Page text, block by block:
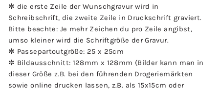
✼ die erste Zeile der Wunschgravur wird in
Schreibschrift, die zweite Zeile in Druckschrift graviert.
Bitte beachte: Je mehr Zeichen du pro Zeile angibst,
umso kleiner wird die Schriftgröße der Gravur.
✼ Passepartoutgröße: 25 x 25cm
✼ Bildausschnitt: 128mm x 128mm (Bilder kann man in
dieser Größe z.B. bei den führenden Drogeriemärkten
sowie online drucken lassen, z.B. als 15x15cm oder